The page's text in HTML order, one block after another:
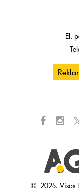
El.
© 2026. Visos